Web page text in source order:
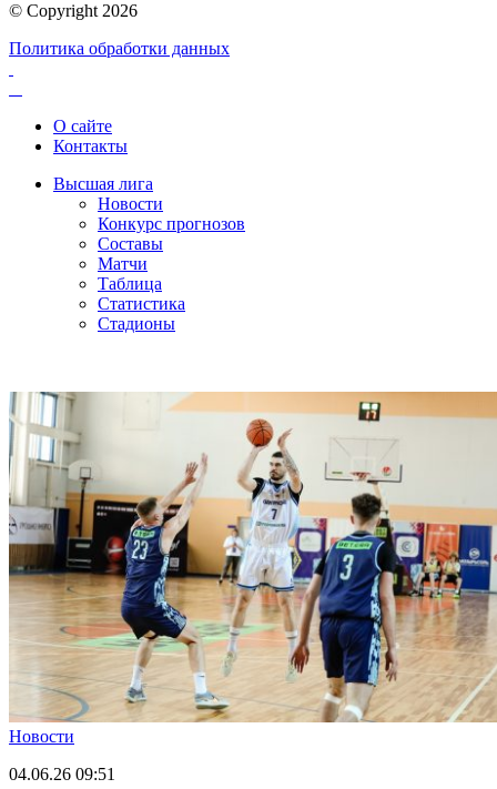
© Copyright 2026
Политика обработки данных
О сайте
Контакты
Высшая лига
Новости
Конкурс прогнозов
Составы
Матчи
Таблица
Статистика
Стадионы
Новости
04.06.26 09:51